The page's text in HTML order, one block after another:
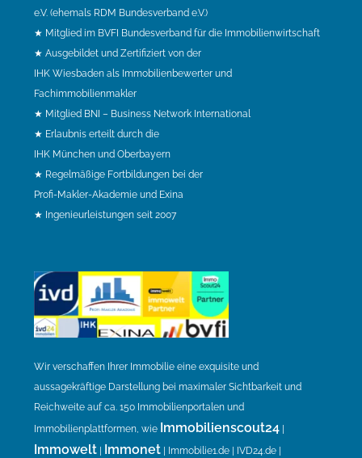
e.V. (ehemals RDM Bundesverband e.V.)
★ Mitglied im BVFI Bundesverband für die Immobilienwirtschaft
★ Ausgebildet und Zertifiziert von der
IHK Wiesbaden als Immobilienbewerter und
Fachimmobilienmakler
★ Mitglied BNI – Business Network International
★ Erlaubnis erteilt durch die
IHK München und Oberbayern
★ Regelmäßige Fortbildungen bei der
Profi-Makler-Akademie und Exina
★ Ingenieurleistungen seit 2007
Wir verschaffen Ihrer Immobilie eine exquisite und
aussagekräftige Darstellung bei maximaler Sichtbarkeit und
Reichweite auf ca. 150 Immobilienportalen und
Immobilienplattformen, wie Immobilienscout24
Immowelt Immonet | Immobilie1.de | IVD24.de |